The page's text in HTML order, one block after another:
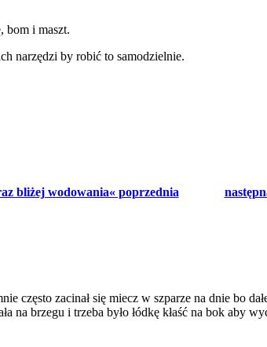
bom i maszt.
narzędzi by robić to samodzielnie.
bliżej wodowania« poprzednia
często zacinał się miecz w szparze na dnie bo
na brzegu i trzeba było łódkę kłaść na bok